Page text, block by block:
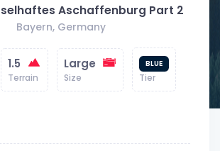
Aschaffenburg Part 2
Bayern, Germany
1.5
Terrain
Large
Size
BLUE
Tier